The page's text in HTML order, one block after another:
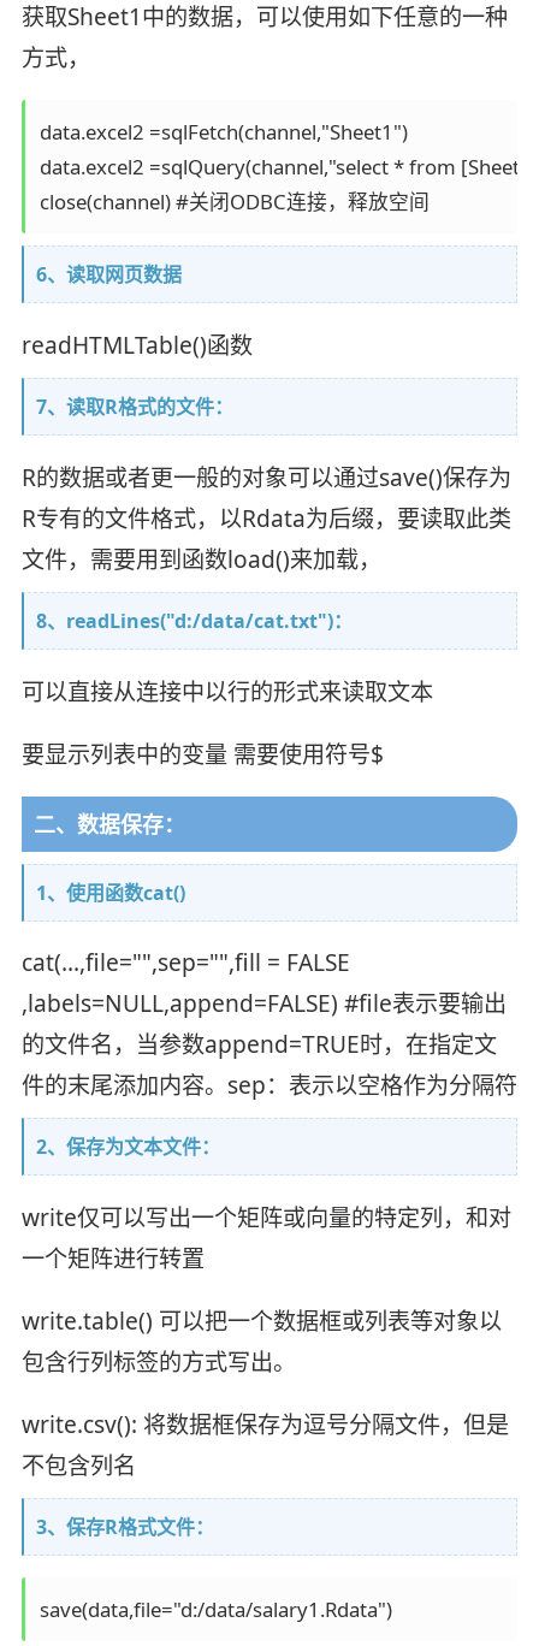
获取Sheet1中的数据，可以使用如下任意的一种
方式，
data.excel2 =sqlFetch(channel,"Sheet1")
data.excel2 =sqlQuery(channel,"select * from
6、读取网页数据
readHTMLTable()函数
7、读取R格式的文件：
R的数据或者更一般的对象可以通过save()保存为
R专有的文件格式，以Rdata为后缀，要读取此类
文件，需要用到函数load()来加载，
8、readLines("d:/data/cat.txt")：
可以直接从连接中以行的形式来读取文本
要显示列表中的变量 需要使用符号$
二、数据保存：
1、使用函数cat()
cat(...,file="",sep="",fill = FALSE
,labels=NULL,append=FALSE) #file表示要输出
的文件名，当参数append=TRUE时，在指定文
件的末尾添加内容。sep：表示以空格作为分隔符
2、保存为文本文件：
write仅可以写出一个矩阵或向量的特定列，和对
一个矩阵进行转置
write.table() 可以把一个数据框或列表等对象以
包含行列标签的方式写出。
write.csv(): 将数据框保存为逗号分隔文件，但是
不包含列名
3、保存R格式文件：
save(data,file="d:/data/salary1.Rdata")